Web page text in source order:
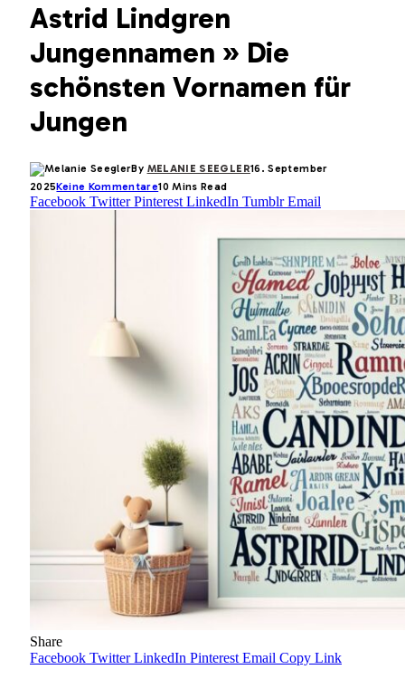
Astrid Lindgren
Jungennamen » Die
schönsten Vornamen für
Jungen
By MELANIE SEEGLER16. September
2025Keine Kommentare10 Mins Read
Facebook Twitter Pinterest LinkedIn Tumblr Email
Share
Facebook Twitter LinkedIn Pinterest Email Copy Link